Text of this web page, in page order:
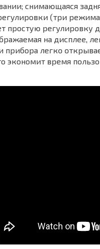
снимающаяся
(три
простую регулировку
на дисплее,
прибора легко
экономит время